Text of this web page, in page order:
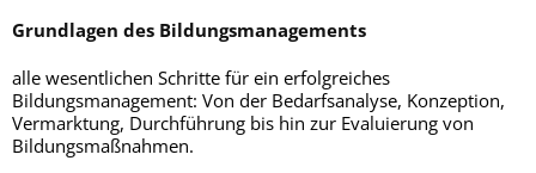
Grundlagen des Bildungsmanagements
alle wesentlichen Schritte für ein erfolgreiches
Bildungsmanagement: Von der Bedarfsanalyse, Konzeption,
Vermarktung, Durchführung bis hin zur Evaluierung von
Bildungsmaßnahmen.